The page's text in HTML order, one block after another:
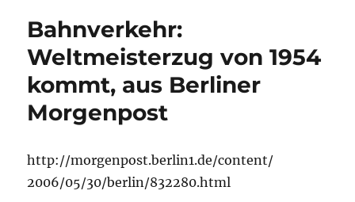
Bahnverkehr:
Weltmeisterzug von 1954
kommt, aus Berliner
Morgenpost
http://morgenpost.berlin1.de/content/
2006/05/30/berlin/832280.html